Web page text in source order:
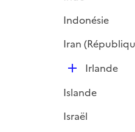
Indonésie
Iran
D
p
l
Irlande
Islande
Israël